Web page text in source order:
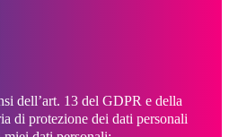
dell’art. 13 del GDPR e della
di protezione dei dati personali